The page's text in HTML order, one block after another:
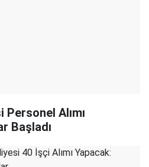
Alımı
Başladı